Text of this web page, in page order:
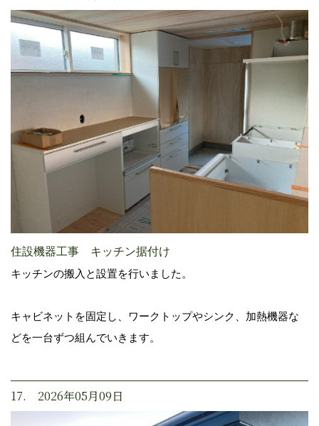
住設機器工事 キッチン据付け
キッチンの搬入と設置を行いました。
キャビネットを固定し、ワークトップやシンク、加熱機器な
どを一台ずつ組んでいきます。
17. 2026年05月09日